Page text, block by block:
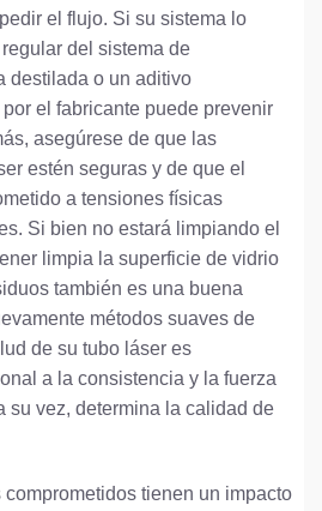
el flujo. Si su sistema lo
del sistema de
destilada o un aditivo
el fabricante puede prevenir
asegúrese de que las
estén seguras y de que el
a tensiones físicas
Si bien no estará limpiando el
limpia la superficie de vidrio
también es una buena
métodos suaves de
de su tubo láser es
a la consistencia y la fuerza
su vez, determina la calidad de
tienen un impacto